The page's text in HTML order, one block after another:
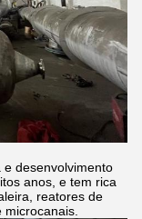
desenvolvimento
anos, e tem rica
reatores de